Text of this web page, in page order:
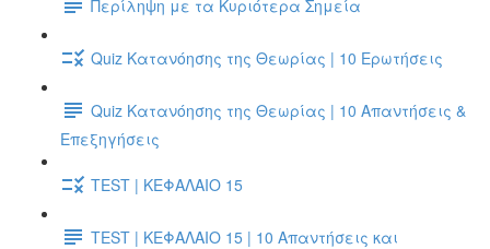
Περίληψη με τα Κυριότερα Σημεία
Quiz Κατανόησης της Θεωρίας | 10 Ερωτήσεις
Quiz Κατανόησης της Θεωρίας | 10 Απαντήσεις &
Επεξηγήσεις
TEST | ΚΕΦΑΛΑΙΟ 15
TEST | ΚΕΦΑΛΑΙΟ 15 | 10 Απαντήσεις και